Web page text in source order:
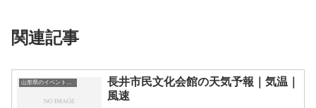
関連記事
山形県のイベント会場一覧
長井市民文化会館の天気予報｜気温｜
風速